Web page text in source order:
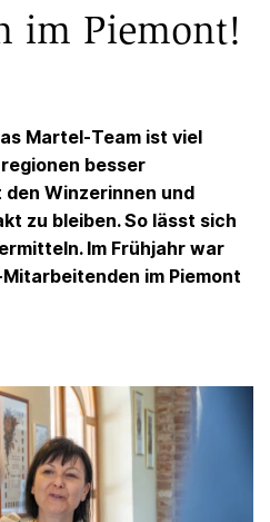
im Piemont!
Martel-Team ist viel
besser
Winzerinnen und
zu bleiben. So lässt sich
Im Frühjahr war
im Piemont